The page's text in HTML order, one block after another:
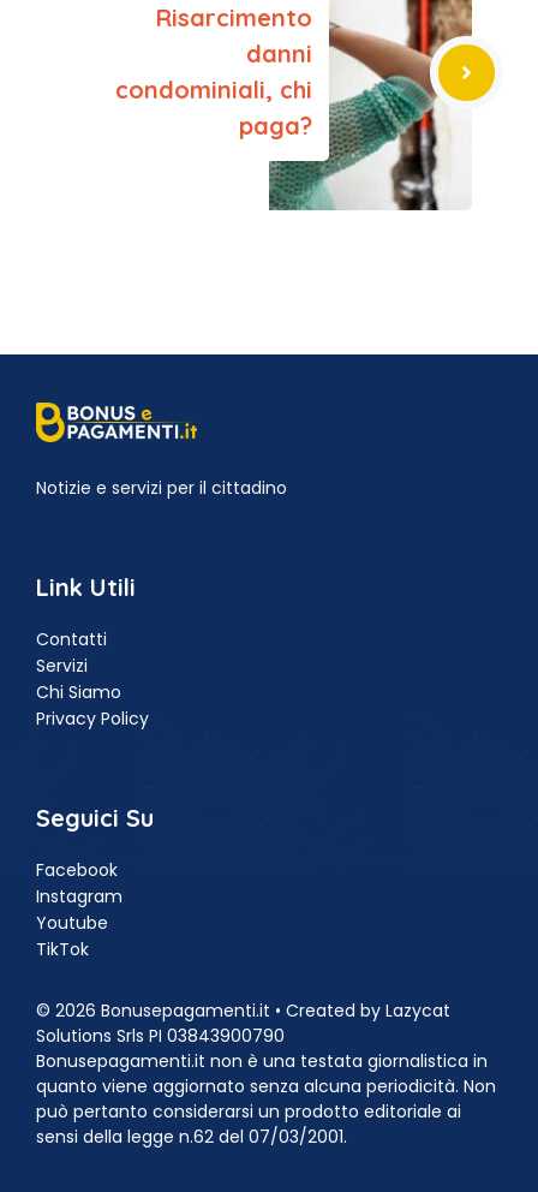
Risarcimento
danni
condominiali, chi
paga?
Notizie e servizi per il cittadino
Link Utili
Contatti
Servizi
Chi Siamo
Privacy Policy
Seguici Su
Facebook
Instagram
Youtube
TikTok
© 2026 Bonusepagamenti.it • Created by Lazycat
Solutions Srls PI 03843900790
Bonusepagamenti.it non è una testata giornalistica in
quanto viene aggiornato senza alcuna periodicità. Non
può pertanto considerarsi un prodotto editoriale ai
sensi della legge n.62 del 07/03/2001.